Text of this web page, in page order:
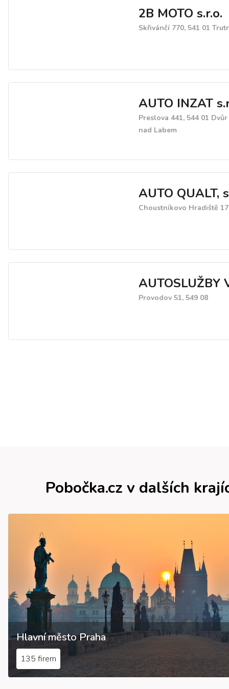
2B MOTO s.r.o.
Skřivánčí 770, 541 01
AUTO INZAT
Preslova 441, 544 01
nad Labem
AUTO QUALT,
Choustníkovo Hradiště
AUTOSLUŽBY
Provodov 51, 549 08
Pobočka.cz v dalších
Hlavní město Praha
135 firem